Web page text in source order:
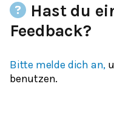
Hast du
Feedback?
Bitte melde dich an,
benutzen.